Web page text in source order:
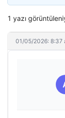
1 yazı
01/05/2026: 8:37